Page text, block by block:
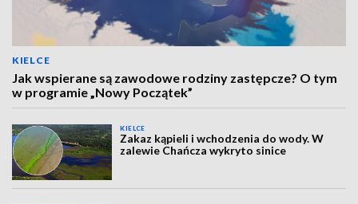
KIELCE
Jak wspierane są zawodowe rodziny zastępcze? O tym
w programie „Nowy Początek”
KIELCE
Zakaz kąpieli i wchodzenia do wody. W
zalewie Chańcza wykryto sinice